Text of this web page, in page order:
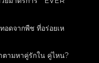
อดจากพืช ที่อร่อยเห
ตามหาคู่รักใน คู่ไหน?